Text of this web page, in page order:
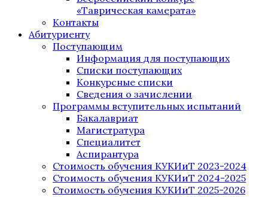
«Таврическая камерата»
Контакты
Абитуриенту
Поступающим
Информация для поступающих
Списки поступающих
Конкурсные списки
Сведения о зачислении
Программы вступительных испытаний
Бакалавриат
Магистратура
Специалитет
Аспирантура
Стоимость обучения КУКИиТ 2023-2024
Стоимость обучения КУКИиТ 2024-2025
Стоимость обучения КУКИиТ 2025-2026